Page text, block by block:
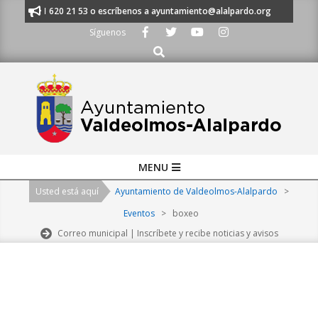
al 91 620 21 53 o escríbenos a ayuntamiento@alalpardo.org
Síguenos
Buscar
Navigation
MENU
Usted está aquí Ayuntamiento de Valdeolmos-Alalpardo
>
Eventos > boxeo
Correo municipal | Inscríbete y recibe noticias y avisos